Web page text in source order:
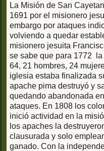
La Misión de San
1691 por el misionero
embargo por ataques
volviendo a quedar
misionero jesuita
se sabe que para 1772
64, 21 hombres, 24
iglesia estaba finalizada
apache pima destruyó y
quedando abandonada
ataques. En 1808 los
inició actividad en la
los apaches la
clausurada y solo
ganado. Con la